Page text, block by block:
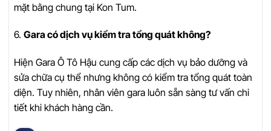
mặt bằng chung tại Kon Tum.
6. Gara có dịch vụ kiểm tra tổng quát không?
Hiện Gara Ô Tô Hậu cung cấp các dịch vụ bảo dưỡng và
sửa chữa cụ thể nhưng không có kiểm tra tổng quát toàn
diện. Tuy nhiên, nhân viên gara luôn sẵn sàng tư vấn chi
tiết khi khách hàng cần.